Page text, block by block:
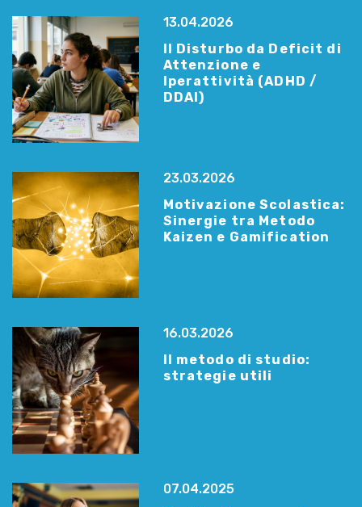
13.04.2026
Il Disturbo da Deficit di
Attenzione e
Iperattività (ADHD /
DDAI)
23.03.2026
Motivazione Scolastica:
Sinergie tra Metodo
Kaizen e Gamification
16.03.2026
Il metodo di studio:
strategie utili
07.04.2025